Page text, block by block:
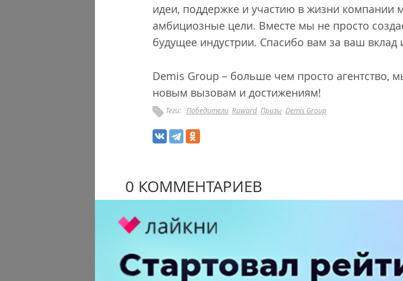
идеи, поддержке и участию в жизни
амбициозные цели. Вместе мы не просто
будущее индустрии. Спасибо вам за ваш вклад
Demis Group – больше чем просто агентство,
новым вызовам и достижениям!
Теги: Победители Ruward Призы Demis Group
0 КОММЕНТАРИЕВ